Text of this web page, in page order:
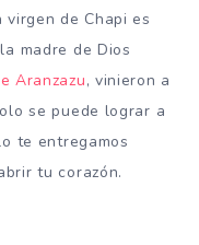
de Chapi es
madre de Dios
Aranzazu, vinieron a
se puede lograr a
te entregamos
tu corazón.